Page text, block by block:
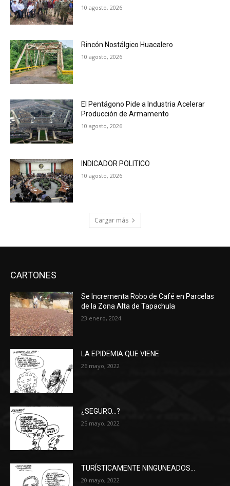
10 agosto, 2026
Rincón Nostálgico Huacalero
10 agosto, 2026
El Pentágono Pide a Industria Acelerar
Producción de Armamento
10 agosto, 2026
INDICADOR POLITICO
10 agosto, 2026
Cargar más
CARTONES
Se Incrementa Robo de Café en Parcelas
de la Zona Alta de Tapachula
23 enero, 2024
LA EPIDEMIA QUE VIENE
26 mayo, 2022
¿SEGURO…?
25 mayo, 2022
TURÍSTICAMENTE NINGUNEADOS…
20 mayo, 2022